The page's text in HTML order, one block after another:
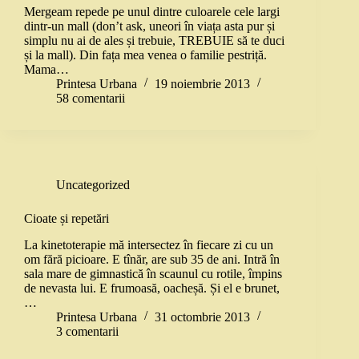
Mergeam repede pe unul dintre culoarele cele largi
dintr-un mall (don’t ask, uneori în viața asta pur și
simplu nu ai de ales și trebuie, TREBUIE să te duci
și la mall). Din fața mea venea o familie pestriță.
Mama…
Printesa Urbana
19 noiembrie 2013
58 comentarii
Uncategorized
Cioate și repetări
La kinetoterapie mă intersectez în fiecare zi cu un
om fără picioare. E tînăr, are sub 35 de ani. Intră în
sala mare de gimnastică în scaunul cu rotile, împins
de nevasta lui. E frumoasă, oacheșă. Și el e brunet,
…
Printesa Urbana
31 octombrie 2013
3 comentarii